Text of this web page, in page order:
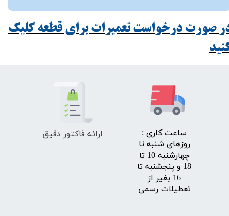
صورت درخواست تعمیرات برای قطعه کلیک
​ساعت کاری :
روزهای شنبه تا
چهارشنبه 10 تا
18 و پنجشنبه تا
16 بغیر از
تعطیلات رسمی
ارائه فاکتور دقیق